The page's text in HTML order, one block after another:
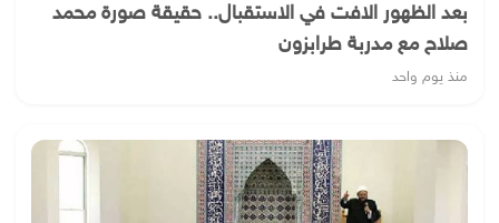
بعد الظهور الافت في الاستقبال.. حقيقة صورة محمد
صلاح مع مدربة طرابزون
منذ يوم واحد